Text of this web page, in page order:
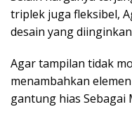
triplek juga fleksibel,
desain yang
Agar tampilan tidak
menambahkan
gantung hias Sebagai